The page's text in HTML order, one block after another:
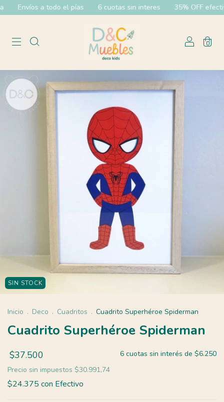
Envíos a todo el pías 6 cuotas sin interes 35% OFF
0
SIN STOCK
Inicio . Deco . Cuadritos . Cuadrito Superhéroe Spiderman
Cuadrito Superhéroe Spiderman
$37.500 6 cuotas sin interés de $6.250
Precio sin impuestos $30.991,74
$24.375 con Efectivo